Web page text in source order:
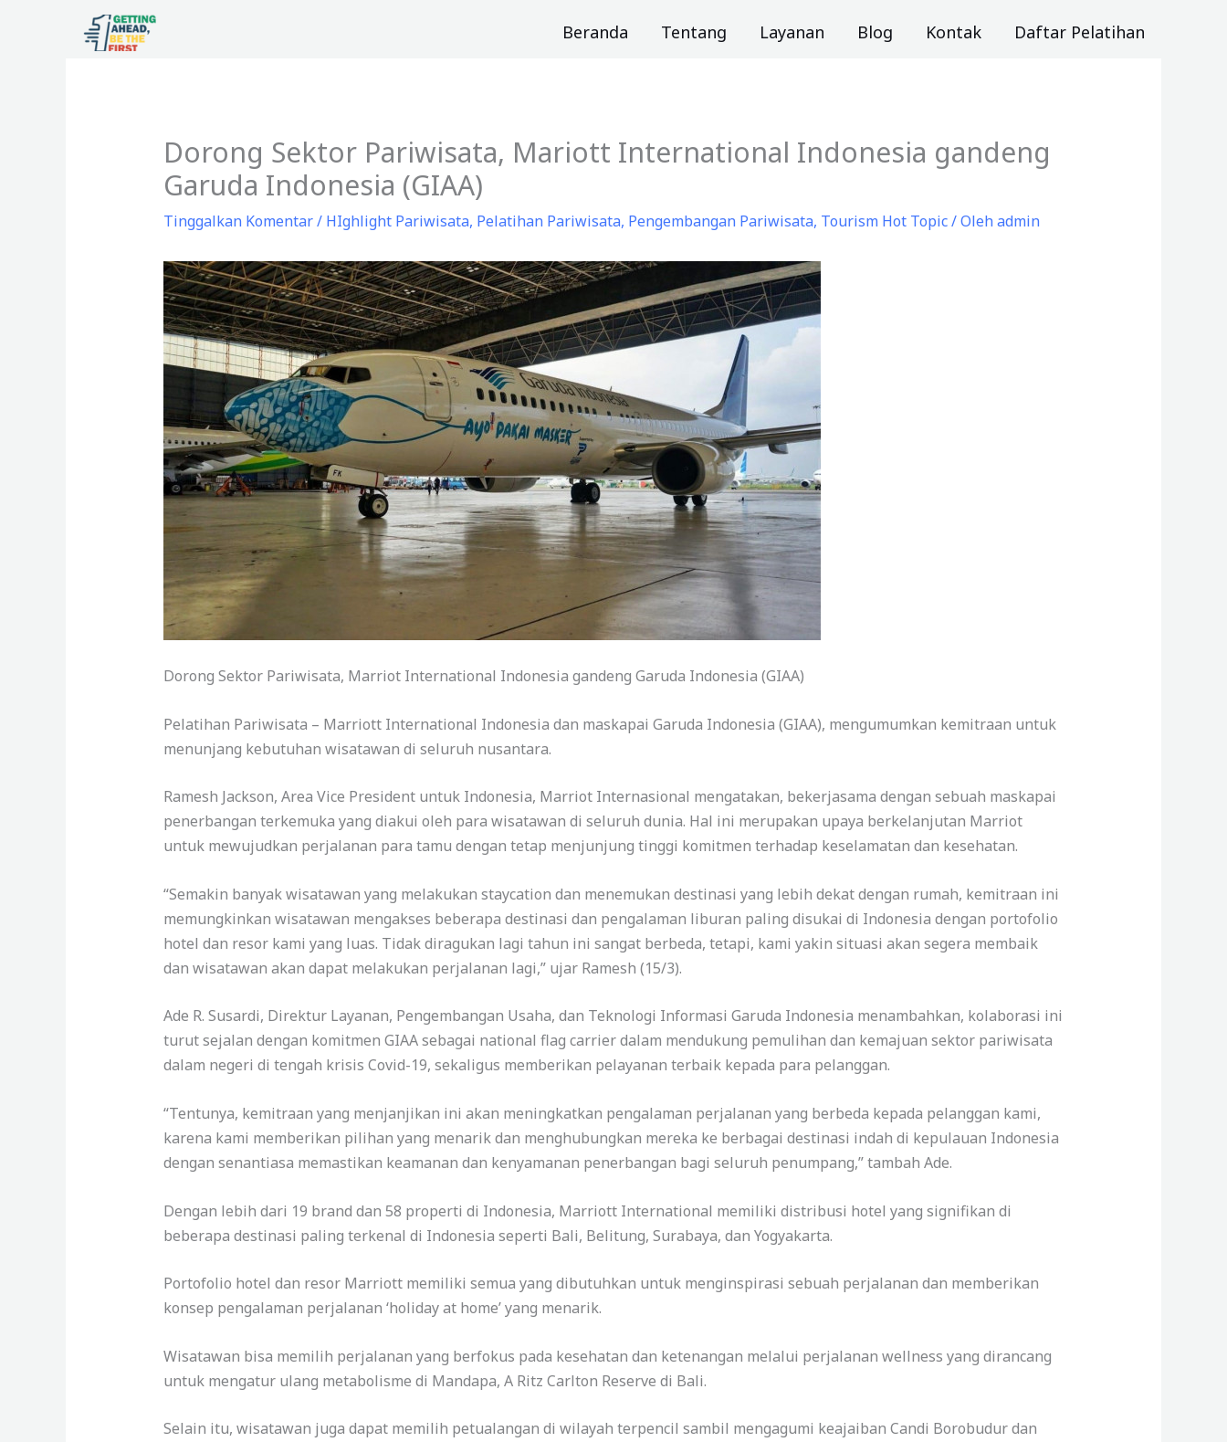
Beranda Tentang Layanan Blog Kontak Daftar Pelatihan
Dorong Sektor Pariwisata, Mariott International Indonesia gandeng
Garuda Indonesia (GIAA)
Tinggalkan Komentar/ HIghlight Pariwisata, Pelatihan Pariwisata, Pengembangan Pariwisata, Tourism Hot Topic/ Olehadmin
Dorong Sektor Pariwisata, Marriot International Indonesia gandeng Garuda Indonesia (GIAA)
Pelatihan Pariwisata – Marriott International Indonesia dan maskapai Garuda Indonesia (GIAA), mengumumkan kemitraan untuk
menunjang kebutuhan wisatawan di seluruh nusantara.
Ramesh Jackson, Area Vice President untuk Indonesia, Marriot Internasional mengatakan, bekerjasama dengan sebuah maskapai
penerbangan terkemuka yang diakui oleh para wisatawan di seluruh dunia. Hal ini merupakan upaya berkelanjutan Marriot
untuk mewujudkan perjalanan para tamu dengan tetap menjunjung tinggi komitmen terhadap keselamatan dan kesehatan.
“Semakin banyak wisatawan yang melakukan staycation dan menemukan destinasi yang lebih dekat dengan rumah, kemitraan ini
memungkinkan wisatawan mengakses beberapa destinasi dan pengalaman liburan paling disukai di Indonesia dengan portofolio
hotel dan resor kami yang luas. Tidak diragukan lagi tahun ini sangat berbeda, tetapi, kami yakin situasi akan segera membaik
dan wisatawan akan dapat melakukan perjalanan lagi,” ujar Ramesh (15/3).
Ade R. Susardi, Direktur Layanan, Pengembangan Usaha, dan Teknologi Informasi Garuda Indonesia menambahkan, kolaborasi ini
turut sejalan dengan komitmen GIAA sebagai national flag carrier dalam mendukung pemulihan dan kemajuan sektor pariwisata
dalam negeri di tengah krisis Covid-19, sekaligus memberikan pelayanan terbaik kepada para pelanggan.
“Tentunya, kemitraan yang menjanjikan ini akan meningkatkan pengalaman perjalanan yang berbeda kepada pelanggan kami,
karena kami memberikan pilihan yang menarik dan menghubungkan mereka ke berbagai destinasi indah di kepulauan Indonesia
dengan senantiasa memastikan keamanan dan kenyamanan penerbangan bagi seluruh penumpang,” tambah Ade.
Dengan lebih dari 19 brand dan 58 properti di Indonesia, Marriott International memiliki distribusi hotel yang signifikan di
beberapa destinasi paling terkenal di Indonesia seperti Bali, Belitung, Surabaya, dan Yogyakarta.
Portofolio hotel dan resor Marriott memiliki semua yang dibutuhkan untuk menginspirasi sebuah perjalanan dan memberikan
konsep pengalaman perjalanan ‘holiday at home’ yang menarik.
Wisatawan bisa memilih perjalanan yang berfokus pada kesehatan dan ketenangan melalui perjalanan wellness yang dirancang
untuk mengatur ulang metabolisme di Mandapa, A Ritz Carlton Reserve di Bali.
Selain itu, wisatawan juga dapat memilih petualangan di wilayah terpencil sambil mengagumi keajaiban Candi Borobudur dan